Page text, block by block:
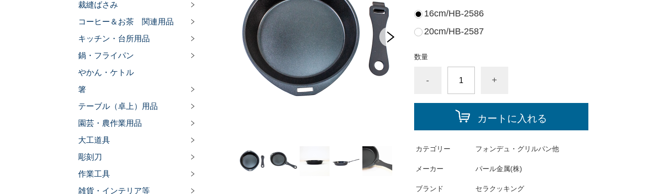
16cm/HB-2586
20cm/HB-2587
数量
- +
カートに入れる
カテゴリー フォンデュ・グリルパン他
メーカー パール金属(株)
ブランド セラクッキング
裁縫ばさみ
コーヒー＆お茶 関連用品
キッチン・台所用品
鍋・フライパン
やかん・ケトル
箸
テーブル（卓上）用品
園芸・農作業用品
大工道具
彫刻刀
作業工具
雑貨・インテリア等